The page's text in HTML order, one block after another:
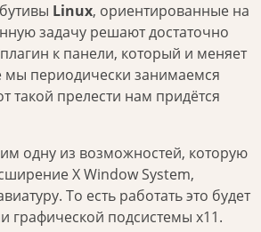
Linux, ориентированные на
задачу решают достаточно
к панели, который и меняет
мы периодически занимаемся
такой прелести нам придётся
одну из возможностей, которую
X Window System,
То есть работать это будет
графической подсистемы x11.